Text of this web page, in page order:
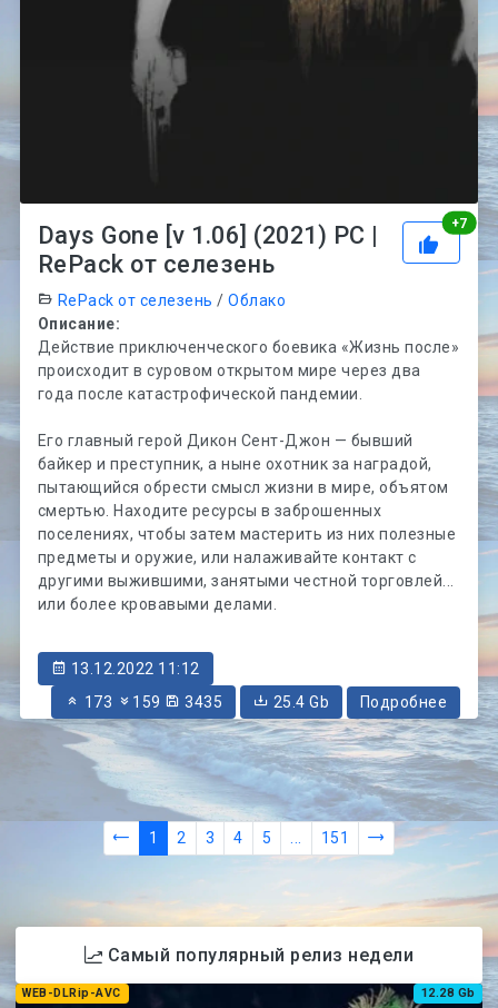
+7
Days Gone [v 1.06] (2021) PC |
RePack от селезень
RePack от селезень /Облако
Описание:
Действие приключенческого боевика «Жизнь после»
происходит в суровом открытом мире через два
года после катастрофической пандемии.
Его главный герой Дикон Сент-Джон — бывший
байкер и преступник, а ныне охотник за наградой,
пытающийся обрести смысл жизни в мире, объятом
смертью. Находите ресурсы в заброшенных
поселениях, чтобы затем мастерить из них полезные
предметы и оружие, или налаживайте контакт с
другими выжившими, занятыми честной торговлей...
или более кровавыми делами.
13.12.2022 11:12
173
159 3435 25.4 Gb Подробнее
1 2 3 4 5 ... 151
Самый популярный релиз недели
WEB-DLRip-AVC 12.28 Gb